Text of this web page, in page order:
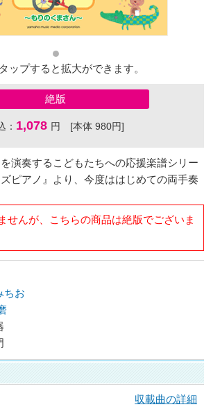
ップすると拡大ができます。
絶版
： 1,078 円 [本体 980円]
演奏するこどもたちへの応援楽譜シリー
ピアノ』より、今度ははじめての両手奏
せんが、こちらの商品は絶版でございま
ちお
収載曲の詳細